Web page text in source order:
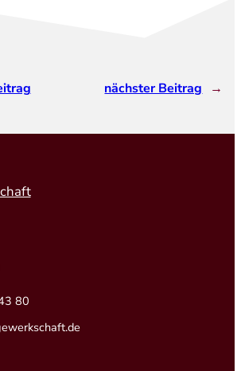
nächster Beitrag →
80